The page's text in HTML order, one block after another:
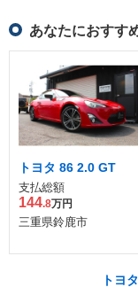
あなたにおすす
トヨタ 86 2.0 GT
支払総額
144.8万円
三重県鈴鹿市
トヨ